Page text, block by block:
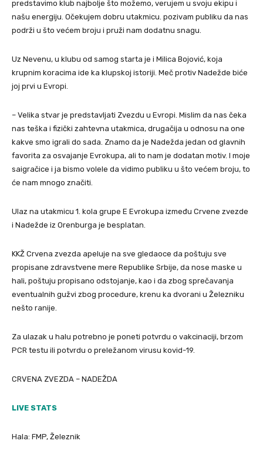
predstavimo klub najbolje što možemo, verujem u svoju ekipu i
našu energiju. Očekujem dobru utakmicu. pozivam publiku da nas
podrži u što većem broju i pruži nam dodatnu snagu.
Uz Nevenu, u klubu od samog starta je i Milica Bojović, koja
krupnim koracima ide ka klupskoj istoriji. Meč protiv Nadežde biće
joj prvi u Evropi.
– Velika stvar je predstavljati Zvezdu u Evropi. Mislim da nas čeka
nas teška i fizički zahtevna utakmica, drugačija u odnosu na one
kakve smo igrali do sada. Znamo da je Nadežda jedan od glavnih
favorita za osvajanje Evrokupa, ali to nam je dodatan motiv. I moje
saigračice i ja bismo volele da vidimo publiku u što većem broju, to
će nam mnogo značiti.
Ulaz na utakmicu 1. kola grupe E Evrokupa između Crvene zvezde
i Nadežde iz Orenburga je besplatan.
KKŽ Crvena zvezda apeluje na sve gledaoce da poštuju sve
propisane zdravstvene mere Republike Srbije, da nose maske u
hali, poštuju propisano odstojanje, kao i da zbog sprečavanja
eventualnih gužvi zbog procedure, krenu ka dvorani u Železniku
nešto ranije.
Za ulazak u halu potrebno je poneti potvrdu o vakcinaciji, brzom
PCR testu ili potvrdu o preležanom virusu kovid-19.
CRVENA ZVEZDA – NADEŽDA
LIVE STATS
Hala: FMP, Železnik